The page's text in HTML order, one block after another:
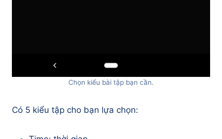
Chọn kiểu bài tập bạn cần.
Có 5 kiểu tập cho bạn lựa chọn: